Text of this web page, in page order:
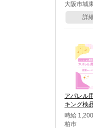
大阪市城
詳
アパレル
キング検
時給
柏市